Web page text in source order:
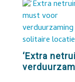
‘Extra